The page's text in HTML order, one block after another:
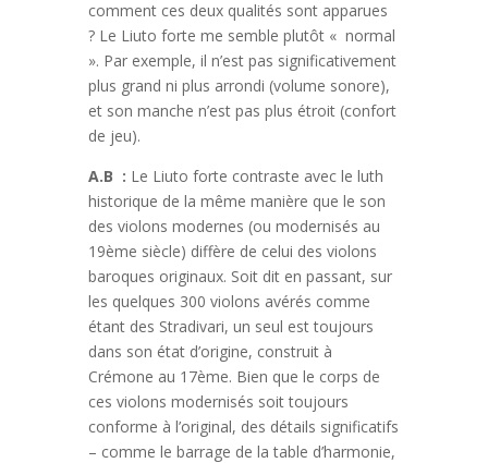
comment ces deux qualités sont apparues
? Le Liuto forte me semble plutôt « normal
». Par exemple, il n’est pas significativement
plus grand ni plus arrondi (volume sonore),
et son manche n’est pas plus étroit (confort
de jeu).
A.B : Le Liuto forte contraste avec le luth
historique de la même manière que le son
des violons modernes (ou modernisés au
19ème siècle) diffère de celui des violons
baroques originaux. Soit dit en passant, sur
les quelques 300 violons avérés comme
étant des Stradivari, un seul est toujours
dans son état d’origine, construit à
Crémone au 17ème. Bien que le corps de
ces violons modernisés soit toujours
conforme à l’original, des détails significatifs
– comme le barrage de la table d’harmonie,